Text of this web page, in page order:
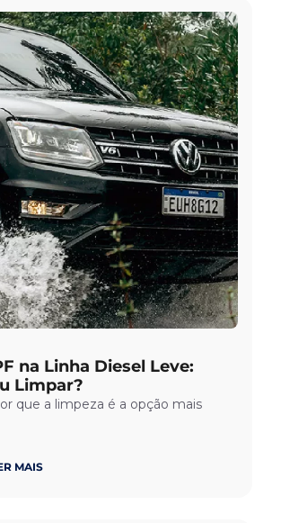
na Linha Diesel Leve:
Limpar?
que a limpeza é a opção mais
MAIS